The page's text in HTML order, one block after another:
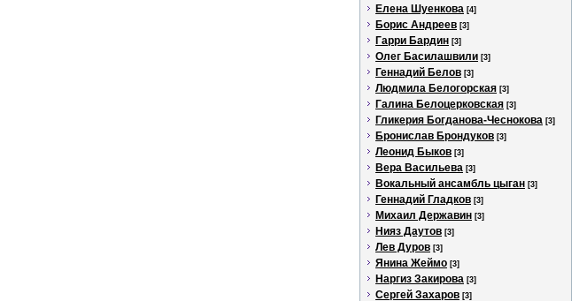
Елена Шуенкова [4]
Борис Андреев [3]
Гарри Бардин [3]
Олег Басилашвили [3]
Геннадий Белов [3]
Людмила Белогорская [3]
Галина Белоцерковская [3]
Гликерия Богданова-Чеснокова [3]
Бронислав Брондуков [3]
Леонид Быков [3]
Вера Васильева [3]
Вокальный ансамбль цыган [3]
Геннадий Гладков [3]
Михаил Державин [3]
Нияз Даутов [3]
Лев Дуров [3]
Янина Жеймо [3]
Наргиз Закирова [3]
Сергей Захаров [3]